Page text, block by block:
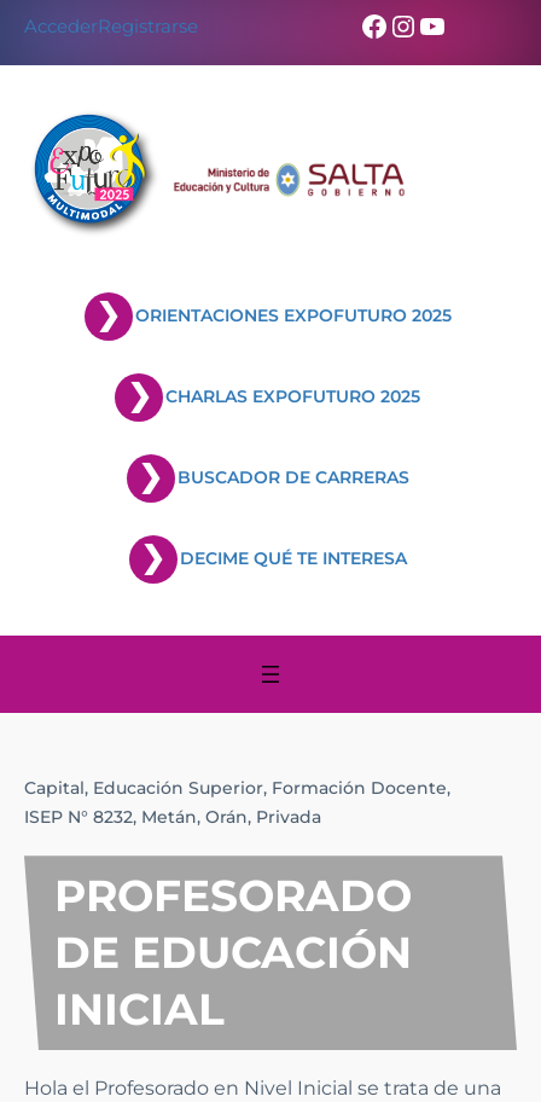
AccederRegistrarse Facebook
Instagram
YouTube
ORIENTACIONES EXPOFUTURO 2025
CHARLAS EXPOFUTURO 2025
BUSCADOR DE CARRERAS
DECIME QUÉ TE INTERESA
Capital, Educación Superior, Formación Docente,
ISEP N° 8232, Metán, Orán, Privada
PROFESORADO
DE EDUCACIÓN
INICIAL
Hola el Profesorado en Nivel Inicial se trata de una